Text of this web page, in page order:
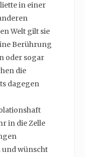
in einer
Welt gilt sie
Berührung
oder sogar
die
dagegen
in die Zelle
und wünscht